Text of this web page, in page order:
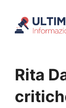
Rita